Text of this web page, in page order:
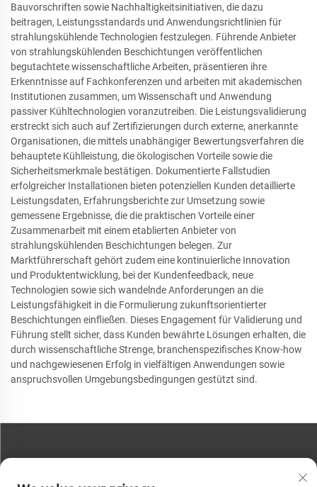
Bauvorschriften sowie Nachhaltigkeitsinitiativen, die dazu
beitragen, Leistungsstandards und Anwendungsrichtlinien für
strahlungskühlende Technologien festzulegen. Führende Anbieter
von strahlungskühlenden Beschichtungen veröffentlichen
begutachtete wissenschaftliche Arbeiten, präsentieren ihre
Erkenntnisse auf Fachkonferenzen und arbeiten mit akademischen
Institutionen zusammen, um Wissenschaft und Anwendung
passiver Kühltechnologien voranzutreiben. Die Leistungsvalidierung
erstreckt sich auch auf Zertifizierungen durch externe, anerkannte
Organisationen, die mittels unabhängiger Bewertungsverfahren die
behauptete Kühlleistung, die ökologischen Vorteile sowie die
Sicherheitsmerkmale bestätigen. Dokumentierte Fallstudien
erfolgreicher Installationen bieten potenziellen Kunden detaillierte
Leistungsdaten, Erfahrungsberichte zur Umsetzung sowie
gemessene Ergebnisse, die die praktischen Vorteile einer
Zusammenarbeit mit einem etablierten Anbieter von
strahlungskühlenden Beschichtungen belegen. Zur
Marktführerschaft gehört zudem eine kontinuierliche Innovation
und Produktentwicklung, bei der Kundenfeedback, neue
Technologien sowie sich wandelnde Anforderungen an die
Leistungsfähigkeit in die Formulierung zukunftsorientierter
Beschichtungen einfließen. Dieses Engagement für Validierung und
Führung stellt sicher, dass Kunden bewährte Lösungen erhalten, die
durch wissenschaftliche Strenge, branchenspezifisches Know-how
und nachgewiesenen Erfolg in vielfältigen Anwendungen sowie
anspruchsvollen Umgebungsbedingungen gestützt sind.